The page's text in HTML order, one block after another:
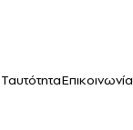
ΤαυτότηταΕπικοινωνία